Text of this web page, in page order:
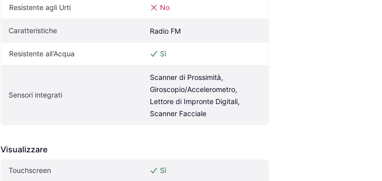
Resistente agli Urti No
Caratteristiche Radio FM
Resistente all'Acqua Sì
Sensori integrati
Scanner di Prossimità,
Giroscopio/Accelerometro,
Lettore di Impronte Digitali,
Scanner Facciale
Visualizzare
Touchscreen Sì